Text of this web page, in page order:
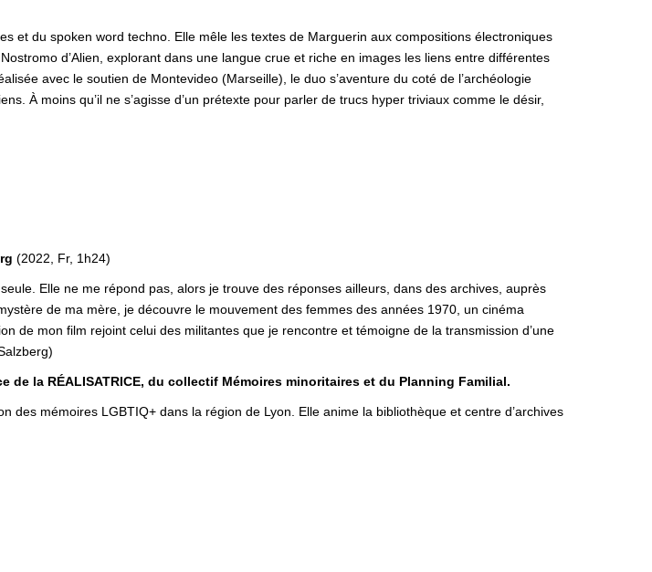
et du spoken word techno. Elle mêle les textes de Marguerin aux compositions électroniques
d’Alien, explorant dans une langue crue et riche en images les liens entre différentes
avec le soutien de Montevideo (Marseille), le duo s’aventure du coté de l’archéologie
À moins qu’il ne s’agisse d’un prétexte pour parler de trucs hyper triviaux comme le désir,
(2022, Fr, 1h24)
Elle ne me répond pas, alors je trouve des réponses ailleurs, dans des archives, auprès
de ma mère, je découvre le mouvement des femmes des années 1970, un cinéma
de mon film rejoint celui des militantes que je rencontre et témoigne de la transmission d’une
de la RÉALISATRICE, du collectif Mémoires minoritaires et du Planning Familial.
mémoires LGBTIQ+ dans la région de Lyon. Elle anime la bibliothèque et centre d’archives